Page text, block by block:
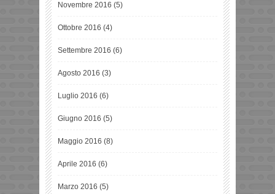
Novembre 2016 (5)
Ottobre 2016 (4)
Settembre 2016 (6)
Agosto 2016 (3)
Luglio 2016 (6)
Giugno 2016 (5)
Maggio 2016 (8)
Aprile 2016 (6)
Marzo 2016 (5)